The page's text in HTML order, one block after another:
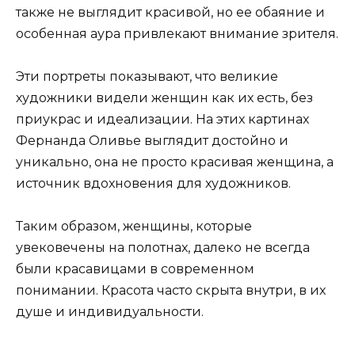
также не выглядит красивой, но ее обаяние и
особенная аура привлекают внимание зрителя.
Эти портреты показывают, что великие
художники видели женщин как их есть, без
приукрас и идеализации. На этих картинах
Фернанда Оливье выглядит достойно и
уникально, она не просто красивая женщина, а
источник вдохновения для художников.
Таким образом, женщины, которые
увековечены на полотнах, далеко не всегда
были красавицами в современном
понимании. Красота часто скрыта внутри, в их
душе и индивидуальности.